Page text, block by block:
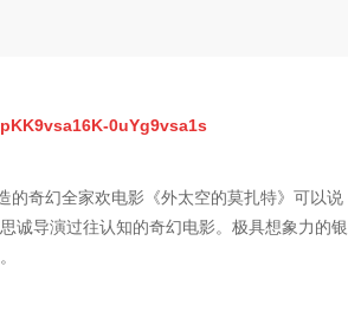
0uYg9vsa1s
的奇幻全家欢电影《外太空的莫扎特》可以说
诚导演过往认知的奇幻电影。极具想象力的银